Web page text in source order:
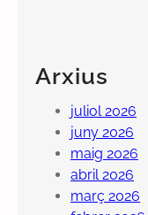
Arxius
juliol 2026
juny 2026
maig 2026
abril 2026
març 2026